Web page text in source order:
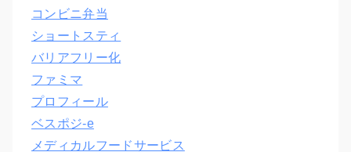
コンビニ弁当
ショートスティ
バリアフリー化
ファミマ
プロフィール
ベスポジ-e
メディカルフードサービス